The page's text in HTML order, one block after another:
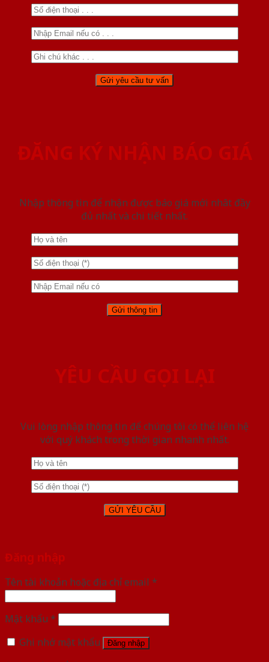
ĐĂNG KÝ NHẬN BÁO GIÁ
Nhập thông tin để nhận được báo giá mới nhât đầy
đủ nhất và chi tiết nhất.
YÊU CẦU GỌI LẠI
Vui lòng nhập thông tin để chúng tôi có thể liên hệ
với quý khách trong thời gian nhanh nhất.
Đăng nhập
Tên tài khoản hoặc địa chỉ email *
Mật khẩu *
Ghi nhớ mật khẩu
Đăng nhập